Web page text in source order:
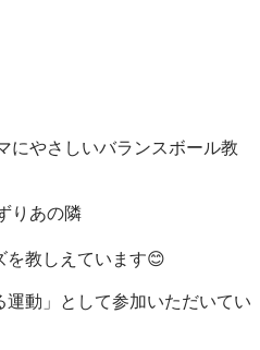
にやさしいバランスボール教
りあの隣
を教しえています😊
運動」として参加いただいてい